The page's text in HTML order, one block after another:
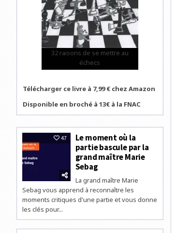
32 raisons de se mettre au
échecs
Télécharger ce livre à 7,99 € chez Amazon
Disponible en broché à 13€ à la FNAC
47
Le moment où la
partie bascule par la
grand maître Marie
Sebag
La grand maître Marie
Sebag vous apprend à reconnaître les
moments critiques d'une partie et vous donne
les clés pour...